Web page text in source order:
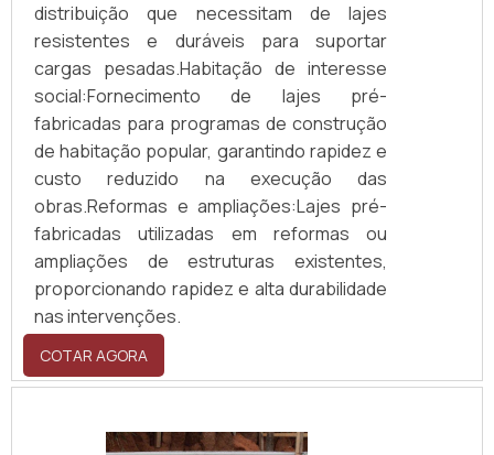
distribuição que necessitam de lajes
resistentes e duráveis para suportar
cargas pesadas.Habitação de interesse
social:Fornecimento de lajes pré-
fabricadas para programas de construção
de habitação popular, garantindo rapidez e
custo reduzido na execução das
obras.Reformas e ampliações:Lajes pré-
fabricadas utilizadas em reformas ou
ampliações de estruturas existentes,
proporcionando rapidez e alta durabilidade
nas intervenções.
COTAR AGORA